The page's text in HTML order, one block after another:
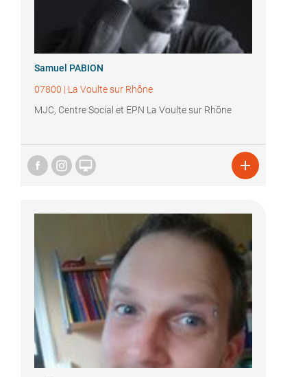
Samuel PABION
07800 | La Voulte sur Rhône
MJC, Centre Social et EPN La Voulte sur Rhône
 